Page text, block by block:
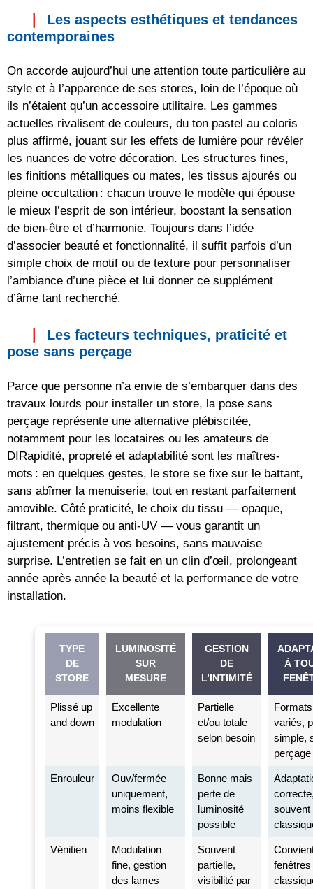
Les aspects esthétiques et tendances
contemporaines
On accorde aujourd’hui une attention toute particulière au
style et à l’apparence de ses stores, loin de l’époque où
ils n’étaient qu’un accessoire utilitaire. Les gammes
actuelles rivalisent de couleurs, du ton pastel au coloris
plus affirmé, jouant sur les effets de lumière pour révéler
les nuances de votre décoration. Les structures fines,
les finitions métalliques ou mates, les tissus ajourés ou
pleine occultation : chacun trouve le modèle qui épouse
le mieux l’esprit de son intérieur, boostant la sensation
de bien-être et d’harmonie. Toujours dans l’idée
d’associer beauté et fonctionnalité, il suffit parfois d’un
simple choix de motif ou de texture pour personnaliser
l’ambiance d’une pièce et lui donner ce supplément
d’âme tant recherché.
Les facteurs techniques, praticité et
pose sans perçage
Parce que personne n’a envie de s’embarquer dans des
travaux lourds pour installer un store, la pose sans
perçage représente une alternative plébiscitée,
notamment pour les locataires ou les amateurs de
DIRapidité, propreté et adaptabilité sont les maîtres-
mots : en quelques gestes, le store se fixe sur le battant,
sans abîmer la menuiserie, tout en restant parfaitement
amovible. Côté praticité, le choix du tissu — opaque,
filtrant, thermique ou anti-UV — vous garantit un
ajustement précis à vos besoins, sans mauvaise
surprise. L’entretien se fait en un clin d’œil, prolongeant
année après année la beauté et la performance de votre
installation.
TYPE
DE
STORE
LUMINOSITÉ
SUR
MESURE
GESTION
DE
L’INTIMITÉ
À
Plissé up
and down
Excellente
modulation
Partielle
et/ou totale
selon besoin
Formats
variés,
simple,
perçage
Enrouleur
Ouv/fermée
uniquement,
moins flexible
Bonne mais
perte de
luminosité
possible
souvent
Vénitien
Modulation
fine, gestion
des lames
Souvent
partielle,
visibilité par
fenêtres